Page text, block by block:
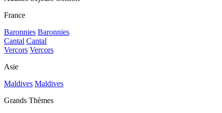
France
Baronnies Baronnies
Cantal Cantal
Vercors Vercors
Asie
Maldives Maldives
Grands Thèmes